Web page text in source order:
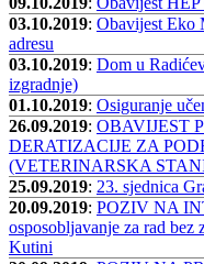
03.10.2019: Obavijest Eko
adresu
03.10.2019: Dom u
izgradnje)
01.10.2019: Osiguranje
26.09.2019: OBAVIJEST
DERATIZACIJE ZA
(VETERINARSKA
25.09.2019: 23. sjednica
20.09.2019: POZIV NA
osposobljavanje za rad bez
Kutini